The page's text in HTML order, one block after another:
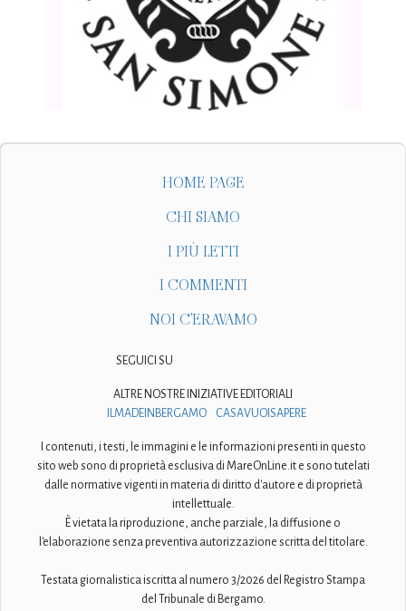
HOME PAGE
CHI SIAMO
I PIÙ LETTI
I COMMENTI
NOI C'ERAVAMO
SEGUICI SU
ALTRE NOSTRE INIZIATIVE EDITORIALI
ILMADEINBERGAMO
CASAVUOISAPERE
I contenuti, i testi, le immagini e le informazioni presenti in questo
sito web sono di proprietà esclusiva di MareOnLine.it e sono tutelati
dalle normative vigenti in materia di diritto d'autore e di proprietà
intellettuale.
È vietata la riproduzione, anche parziale, la diffusione o
l'elaborazione senza preventiva autorizzazione scritta del titolare.
Testata giornalistica iscritta al numero 3/2026 del Registro Stampa
del Tribunale di Bergamo.